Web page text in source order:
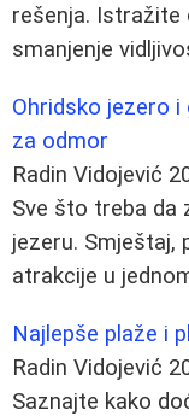
rešenja. Istražite
smanjenje
Ohridsko jezero i
za odmor
Radin Vidojević
Sve što treba da
jezeru. Smještaj,
atrakcije u
Najlepše plaže i
Radin Vidojević
Saznajte kako